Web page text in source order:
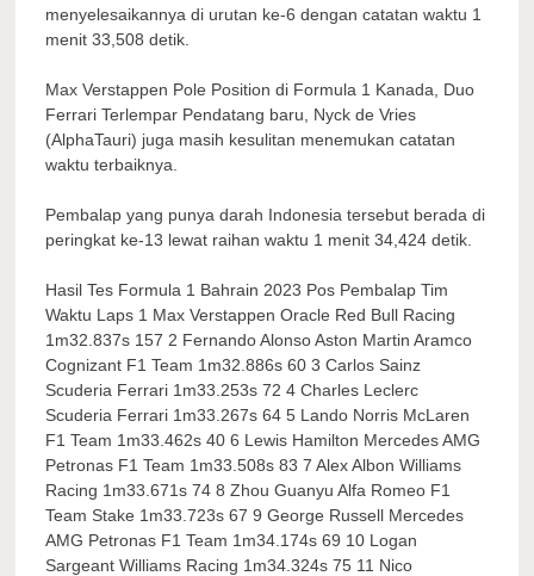
menyelesaikannya di urutan ke-6 dengan catatan waktu 1
menit 33,508 detik.
Max Verstappen Pole Position di Formula 1 Kanada, Duo
Ferrari Terlempar Pendatang baru, Nyck de Vries
(AlphaTauri) juga masih kesulitan menemukan catatan
waktu terbaiknya.
Pembalap yang punya darah Indonesia tersebut berada di
peringkat ke-13 lewat raihan waktu 1 menit 34,424 detik.
Hasil Tes Formula 1 Bahrain 2023 Pos Pembalap Tim
Waktu Laps 1 Max Verstappen Oracle Red Bull Racing
1m32.837s 157 2 Fernando Alonso Aston Martin Aramco
Cognizant F1 Team 1m32.886s 60 3 Carlos Sainz
Scuderia Ferrari 1m33.253s 72 4 Charles Leclerc
Scuderia Ferrari 1m33.267s 64 5 Lando Norris McLaren
F1 Team 1m33.462s 40 6 Lewis Hamilton Mercedes AMG
Petronas F1 Team 1m33.508s 83 7 Alex Albon Williams
Racing 1m33.671s 74 8 Zhou Guanyu Alfa Romeo F1
Team Stake 1m33.723s 67 9 George Russell Mercedes
AMG Petronas F1 Team 1m34.174s 69 10 Logan
Sargeant Williams Racing 1m34.324s 75 11 Nico